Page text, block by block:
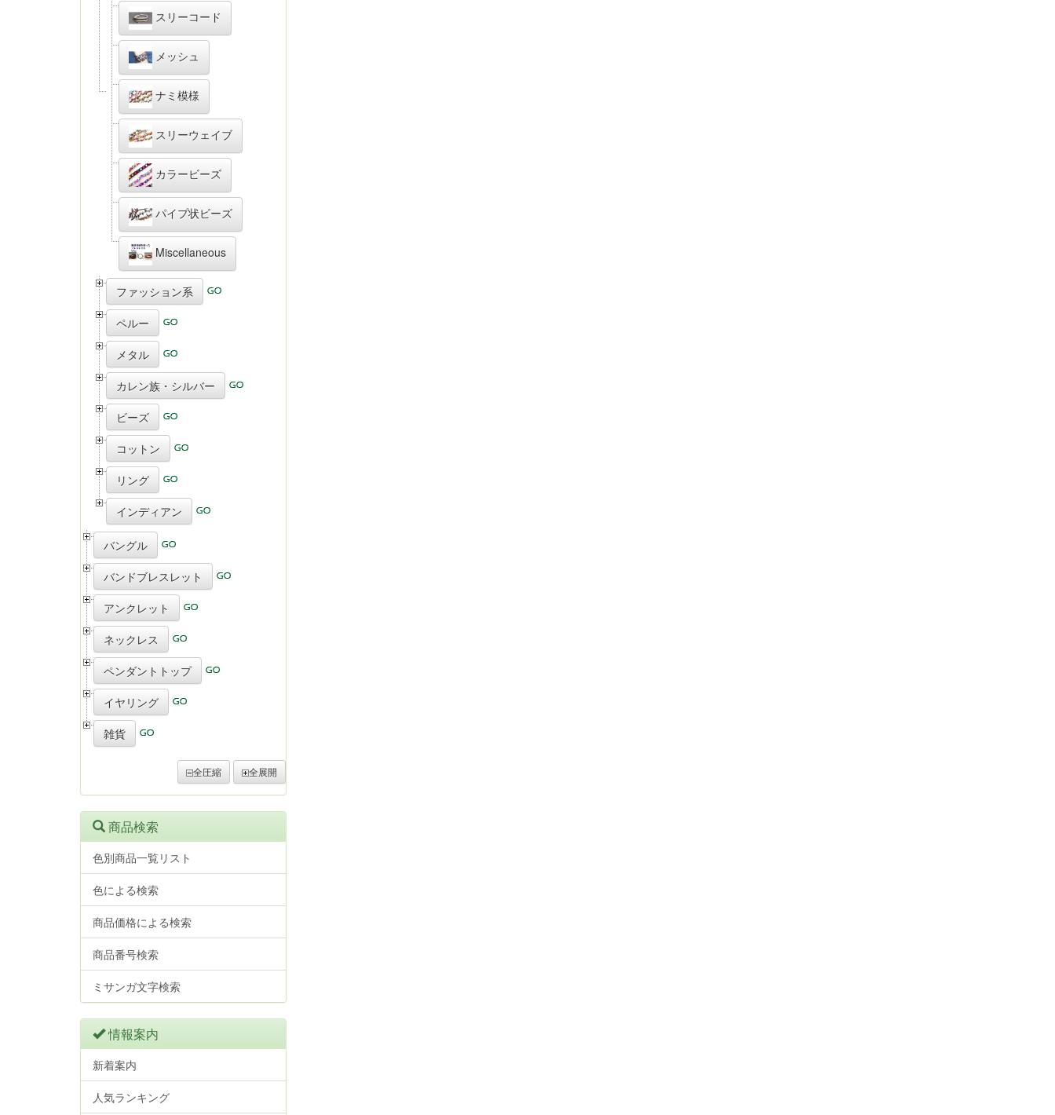
スリーコード
メッシュ
ナミ模様
スリーウェイブ
カラービーズ
パイプ状ビーズ
Miscellaneous
ファッション系
ペルー
メタル
カレン族・シルバー
ビーズ
コットン
リング
インディアン
バングル
バンドブレスレット
アンクレット
ネックレス
ペンダントトップ
イヤリング
雑貨
全圧縮 全展開
商品検索
色別商品一覧リスト
色による検索
商品価格による検索
商品番号検索
ミサンガ文字検索
情報案内
新着案内
人気ランキング